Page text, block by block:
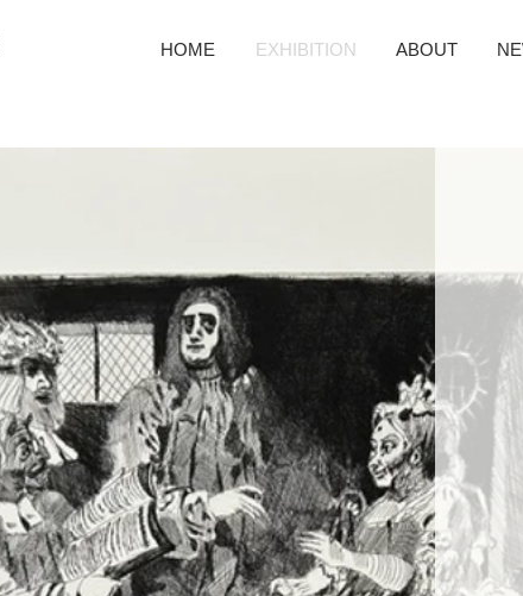
HOME ​EXHIBITION ABOUT